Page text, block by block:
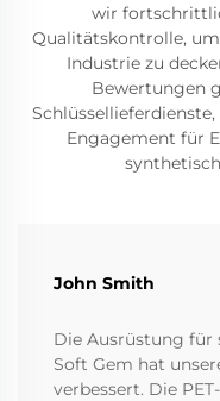
wir
Qualitätskontrolle,
Industrie zu
Bewertungen
Engagement für
John Smith
Die Ausrüstung für
Soft Gem hat
verbessert. Die